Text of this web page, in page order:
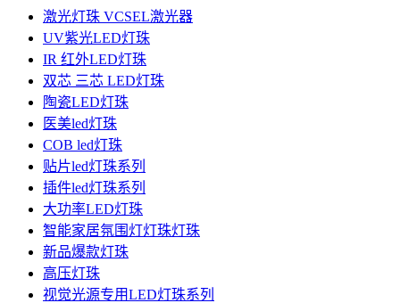
激光灯珠 VCSEL激光器
UV紫光LED灯珠
IR 红外LED灯珠
双芯 三芯 LED灯珠
陶瓷LED灯珠
医美led灯珠
COB led灯珠
贴片led灯珠系列
插件led灯珠系列
大功率LED灯珠
智能家居氛围灯灯珠灯珠
新品爆款灯珠
高压灯珠
视觉光源专用LED灯珠系列